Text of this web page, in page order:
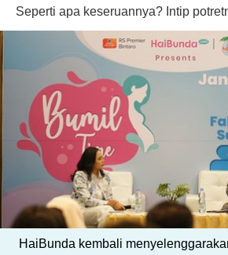
Seperti apa keseruannya? Intip
HaiBunda kembali